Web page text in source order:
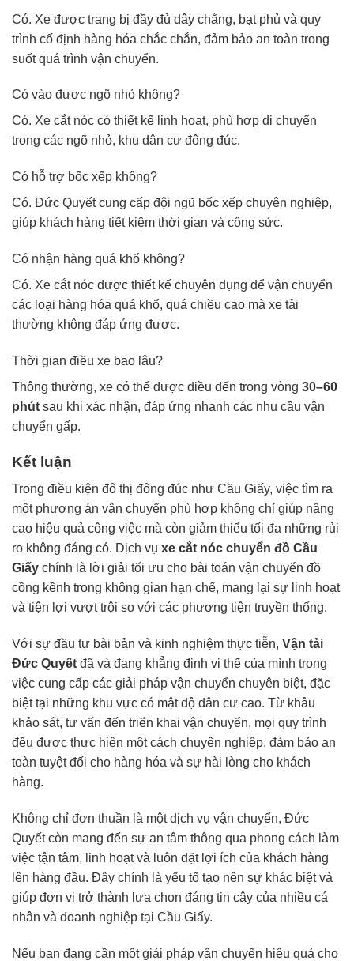
Có. Xe được trang bị đầy đủ dây chằng, bạt phủ và quy
trình cố định hàng hóa chắc chắn, đảm bảo an toàn trong
suốt quá trình vận chuyển.
Có vào được ngõ nhỏ không?
Có. Xe cắt nóc có thiết kế linh hoạt, phù hợp di chuyển
trong các ngõ nhỏ, khu dân cư đông đúc.
Có hỗ trợ bốc xếp không?
Có. Đức Quyết cung cấp đội ngũ bốc xếp chuyên nghiệp,
giúp khách hàng tiết kiệm thời gian và công sức.
Có nhận hàng quá khổ không?
Có. Xe cắt nóc được thiết kế chuyên dụng để vận chuyển
các loại hàng hóa quá khổ, quá chiều cao mà xe tải
thường không đáp ứng được.
Thời gian điều xe bao lâu?
Thông thường, xe có thể được điều đến trong vòng 30–60
phút sau khi xác nhận, đáp ứng nhanh các nhu cầu vận
chuyển gấp.
Kết luận
Trong điều kiện đô thị đông đúc như Cầu Giấy, việc tìm ra
một phương án vận chuyển phù hợp không chỉ giúp nâng
cao hiệu quả công việc mà còn giảm thiểu tối đa những rủi
ro không đáng có. Dịch vụ xe cắt nóc chuyển đồ Cầu
Giấy chính là lời giải tối ưu cho bài toán vận chuyển đồ
cồng kềnh trong không gian hạn chế, mang lại sự linh hoạt
và tiện lợi vượt trội so với các phương tiện truyền thống.
Với sự đầu tư bài bản và kinh nghiệm thực tiễn, Vận tải
Đức Quyết đã và đang khẳng định vị thế của mình trong
việc cung cấp các giải pháp vận chuyển chuyên biệt, đặc
biệt tại những khu vực có mật độ dân cư cao. Từ khâu
khảo sát, tư vấn đến triển khai vận chuyển, mọi quy trình
đều được thực hiện một cách chuyên nghiệp, đảm bảo an
toàn tuyệt đối cho hàng hóa và sự hài lòng cho khách
hàng.
Không chỉ đơn thuần là một dịch vụ vận chuyển, Đức
Quyết còn mang đến sự an tâm thông qua phong cách làm
việc tận tâm, linh hoạt và luôn đặt lợi ích của khách hàng
lên hàng đầu. Đây chính là yếu tố tạo nên sự khác biệt và
giúp đơn vị trở thành lựa chọn đáng tin cậy của nhiều cá
nhân và doanh nghiệp tại Cầu Giấy.
Nếu bạn đang cần một giải pháp vận chuyển hiệu quả cho